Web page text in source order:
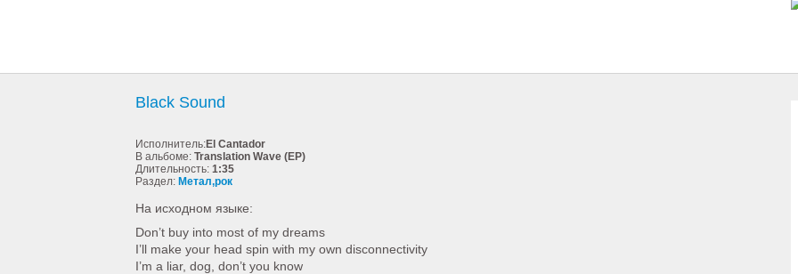
Black Sound
Исполнитель:El Cantador
В альбоме: Translation Wave (EP)
Длительность: 1:35
Раздел: Метал,рок
На исходном языке:
Don’t buy into most of my dreams
I’ll make your head spin with my own disconnectivity
I’m a liar, dog, don’t you know